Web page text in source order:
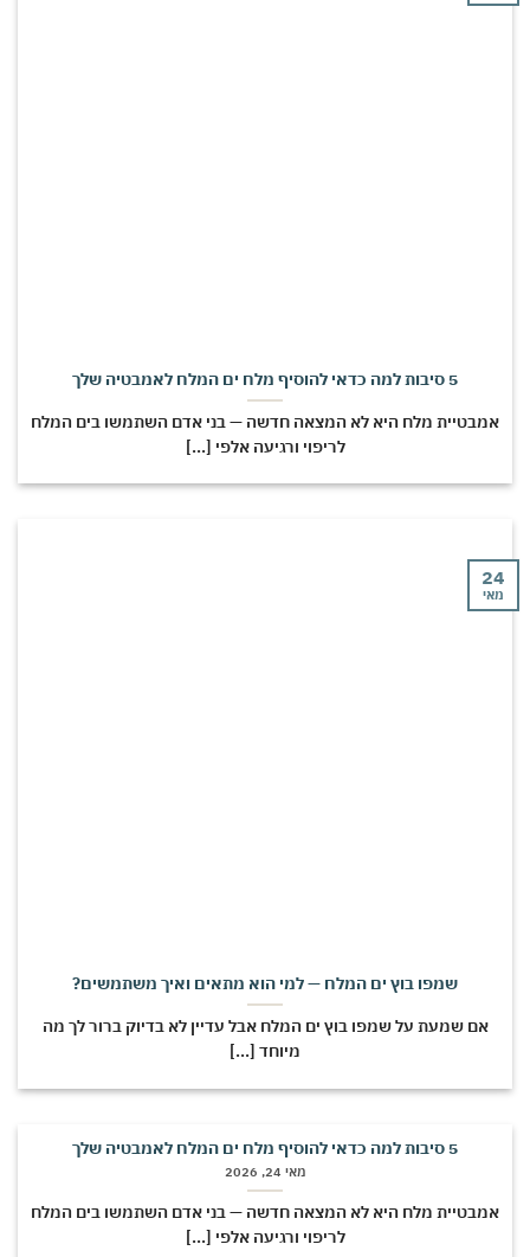
5 סיבות למה כדאי להוסיף מלח ים המלח לאמבטיה שלך
אמבטיית מלח היא לא המצאה חדשה — בני אדם השתמשו בים המלח
לריפוי ורגיעה אלפי [...]
שמפו בוץ ים המלח — למי הוא מתאים ואיך משתמשים?
אם שמעת על שמפו בוץ ים המלח אבל עדיין לא בדיוק ברור לך מה
מיוחד [...]
24
מאי
5 סיבות למה כדאי להוסיף מלח ים המלח לאמבטיה שלך
מאי 24, 2026
אמבטיית מלח היא לא המצאה חדשה — בני אדם השתמשו בים המלח
לריפוי ורגיעה אלפי [...]